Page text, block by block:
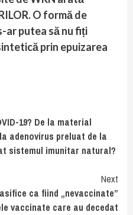
O formă de
ar putea să nu fiți
prin epuizarea
19? De la material
adenovirus preluat de la
sistemul imunitar natural?
Next
ca fiind „nevaccinate”
vaccinate care au decedat